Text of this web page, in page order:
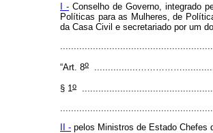
I - Conselho de Governo, integrado
Políticas para as Mulheres, de
da Casa Civil e secretariado por um
“Art. 8o
§ 1o
II - pelos Ministros de Estado Chefes